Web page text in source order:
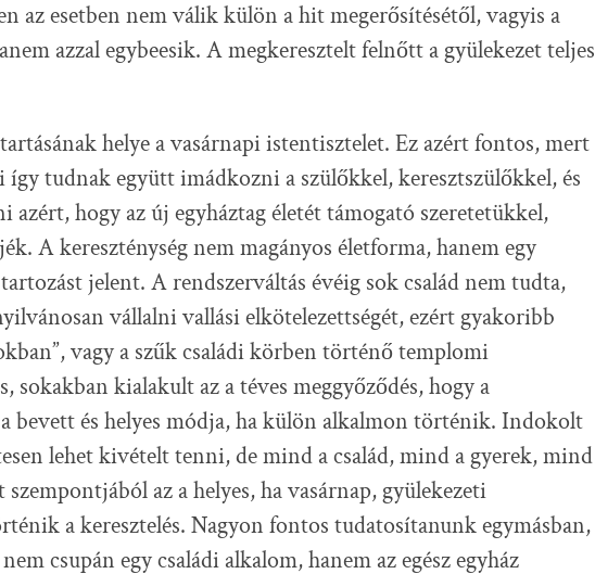
az esetben nem válik külön a hit megerősítésétől, vagyis a
azzal egybeesik. A megkeresztelt felnőtt a gyülekezet teljes
helye a vasárnapi istentisztelet. Ez azért fontos, mert
így tudnak együtt imádkozni a szülőkkel, keresztszülőkkel, és
azért, hogy az új egyháztag életét támogató szeretetükkel,
A kereszténység nem magányos életforma, hanem egy
jelent. A rendszerváltás évéig sok család nem tudta,
vállalni vallási elkötelezettségét, ezért gyakoribb
vagy a szűk családi körben történő templomi
sokakban kialakult az a téves meggyőződés, hogy a
a bevett és helyes módja, ha külön alkalmon történik. Indokolt
lehet kivételt tenni, de mind a család, mind a gyerek, mind
szempontjából az a helyes, ha vasárnap, gyülekezeti
a keresztelés. Nagyon fontos tudatosítanunk egymásban,
csupán egy családi alkalom, hanem az egész egyház